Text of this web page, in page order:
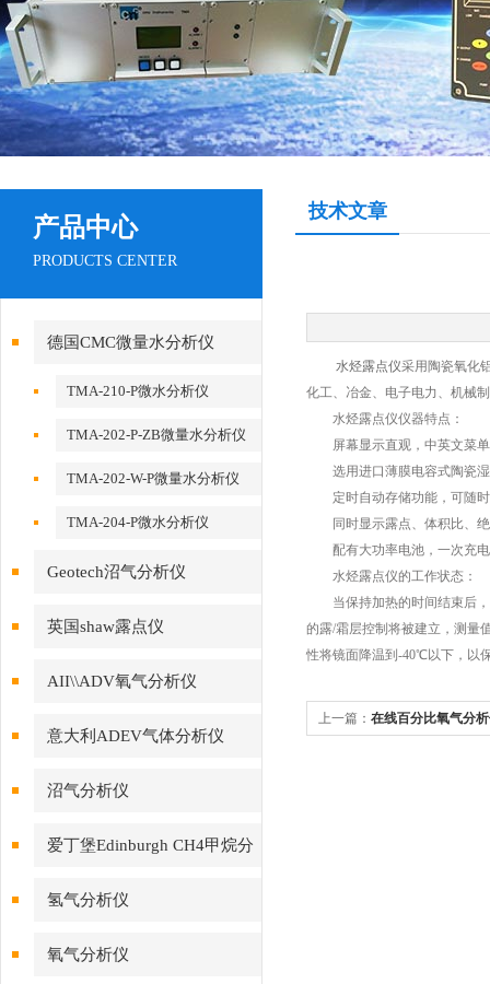
产品中心
PRODUCTS CENTER
德国CMC微量水分析仪
TMA-210-P微水分析仪
TMA-202-P-ZB微量水分析仪
TMA-202-W-P微量水分析仪
TMA-204-P微水分析仪
Geotech沼气分析仪
英国shaw露点仪
AII\\ADV氧气分析仪
意大利ADEV气体分析仪
沼气分析仪
爱丁堡Edinburgh CH4甲烷分
析仪
氢气分析仪
氧气分析仪
技术文章
水烃露点仪采用陶瓷氧化
化工、冶金、电子电力、机械
水烃露点仪仪器特点：
屏幕显示直观，中英文菜单
选用进口薄膜电容式陶瓷湿
定时自动存储功能，可随时
同时显示露点、体积比、绝
配有大功率电池，一次充电
水烃露点仪的工作状态：
当保持加热的时间结束后，
的露/霜层控制将被建立，测量
性将镜面降温到-40℃以下，以
上一篇： 在线百分比氧气分